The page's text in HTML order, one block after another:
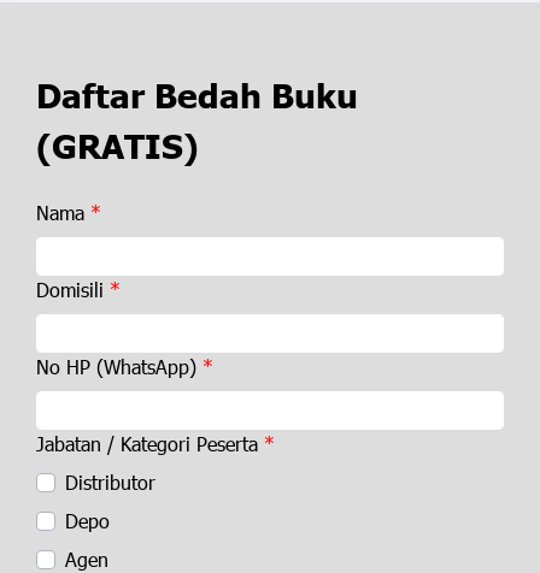
Daftar Bedah Buku
(GRATIS)
Nama
Domisili
No HP (WhatsApp)
Jabatan / Kategori Peserta
Distributor
Depo
Agen